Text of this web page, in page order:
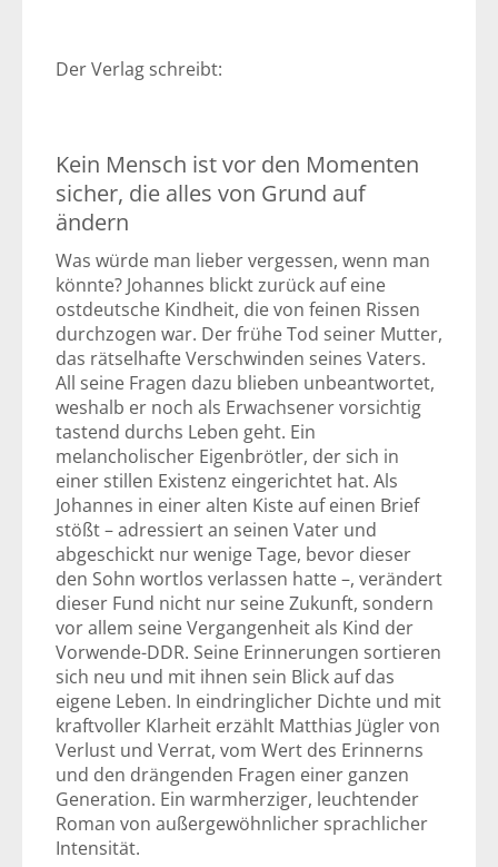
Der Verlag schreibt:
Kein Mensch ist vor den Momenten
sicher, die alles von Grund auf
ändern
Was würde man lieber vergessen, wenn man
könnte? Johannes blickt zurück auf eine
ostdeutsche Kindheit, die von feinen Rissen
durchzogen war. Der frühe Tod seiner Mutter,
das rätselhafte Verschwinden seines Vaters.
All seine Fragen dazu blieben unbeantwortet,
weshalb er noch als Erwachsener vorsichtig
tastend durchs Leben geht. Ein
melancholischer Eigenbrötler, der sich in
einer stillen Existenz eingerichtet hat. Als
Johannes in einer alten Kiste auf einen Brief
stößt – adressiert an seinen Vater und
abgeschickt nur wenige Tage, bevor dieser
den Sohn wortlos verlassen hatte –, verändert
dieser Fund nicht nur seine Zukunft, sondern
vor allem seine Vergangenheit als Kind der
Vorwende-DDR. Seine Erinnerungen sortieren
sich neu und mit ihnen sein Blick auf das
eigene Leben. In eindringlicher Dichte und mit
kraftvoller Klarheit erzählt Matthias Jügler von
Verlust und Verrat, vom Wert des Erinnerns
und den drängenden Fragen einer ganzen
Generation. Ein warmherziger, leuchtender
Roman von außergewöhnlicher sprachlicher
Intensität.